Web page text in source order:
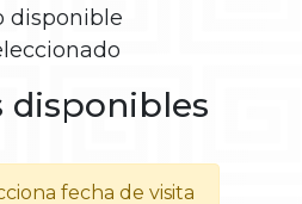
disponible
disponibles
fecha de visita